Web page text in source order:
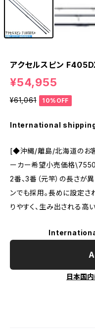
アクセルスピン
¥54,955
¥61,061 10%OFF
International
[◆沖縄/離島/北海道のお客
ーカー希望小売価格
2番、3番（元竿）の長さ
ンでも採用。長めに設定さ
りやすく、生み出される
日本国